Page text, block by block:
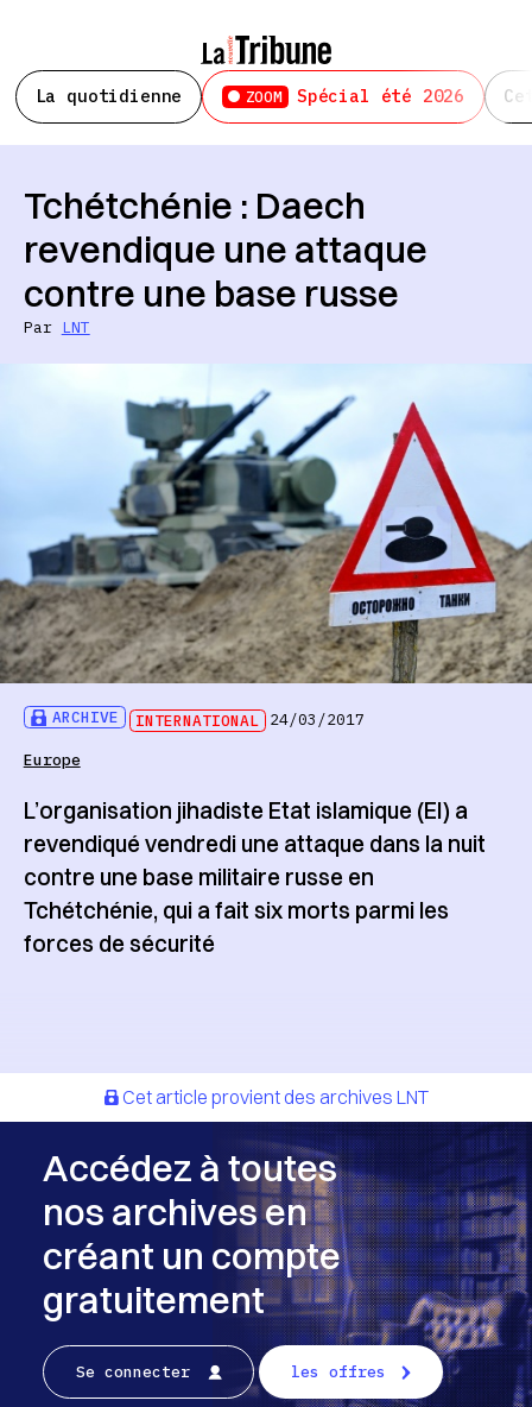
La quotidienne ZOOM Spécial été 2026
ARCHIVE INTERNATIONAL 24/03/2017
Europe
Tchétchénie : Daech
revendique une attaque
contre une base russe
Par LNT
L’organisation jihadiste Etat islamique (EI) a
revendiqué vendredi une attaque dans la nuit
contre une base militaire russe en
Tchétchénie, qui a fait six morts parmi les
forces de sécurité
Cet article provient des archives LNT
Accédez à toutes
nos archives en
créant un compte
gratuitement
Se connecter les offres